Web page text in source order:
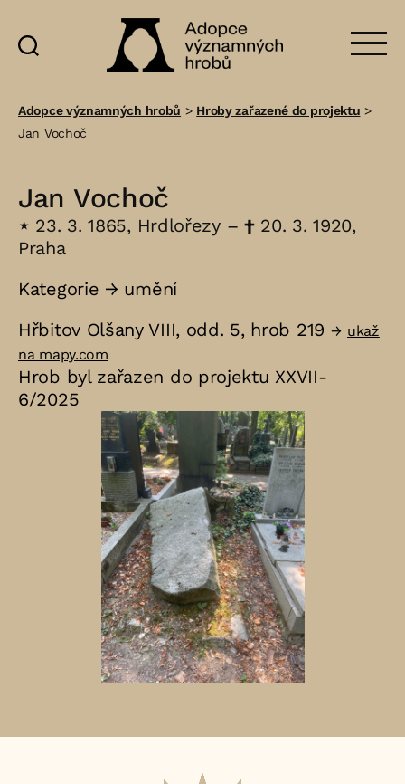
významných
Adopce významných hrobů > Hroby zařazené do projektu >
Jan Vochoč
Jan Vochoč
⋆ 23. 3. 1865, Hrdlořezy – †20. 3. 1920,
Praha
Kategorie → umění
Hřbitov Olšany VIII, odd. 5, hrob 219 → ukaž
na mapy.com
Hrob byl zařazen do projektu XXVII-
6/2025